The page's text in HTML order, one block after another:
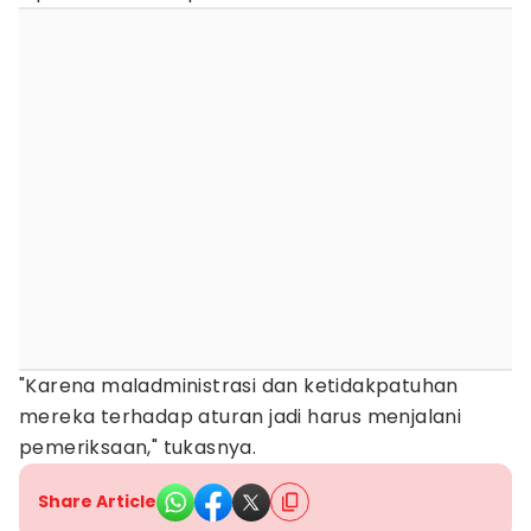
"Karena maladministrasi dan ketidakpatuhan
mereka terhadap aturan jadi harus menjalani
pemeriksaan," tukasnya.
Share Article